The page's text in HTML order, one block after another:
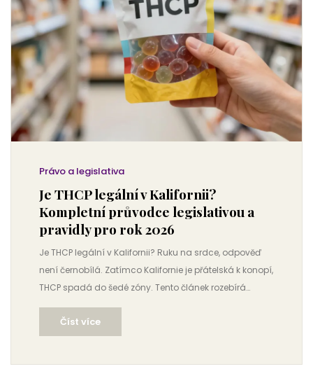
Právo a legislativa
Je THCP legální v Kalifornii?
Kompletní průvodce legislativou a
pravidly pro rok 2026
Je THCP legální v Kalifornii? Ruku na srdce, odpověď
není černobílá. Zatímco Kalifornie je přátelská k konopí,
THCP spadá do šedé zóny. Tento článek rozebírá
federální i státní zákony, rizika nákupu a bezpečnost
pro rok 2026.
Číst více